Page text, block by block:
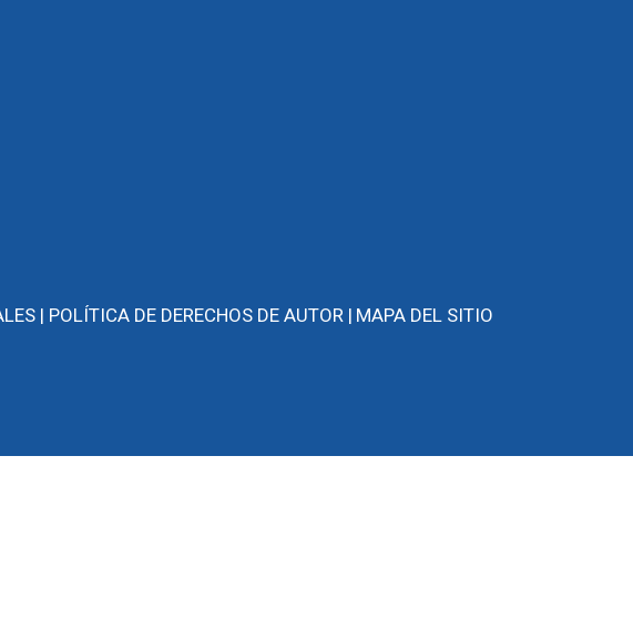
| POLÍTICA DE DERECHOS DE AUTOR | MAPA DEL SITIO